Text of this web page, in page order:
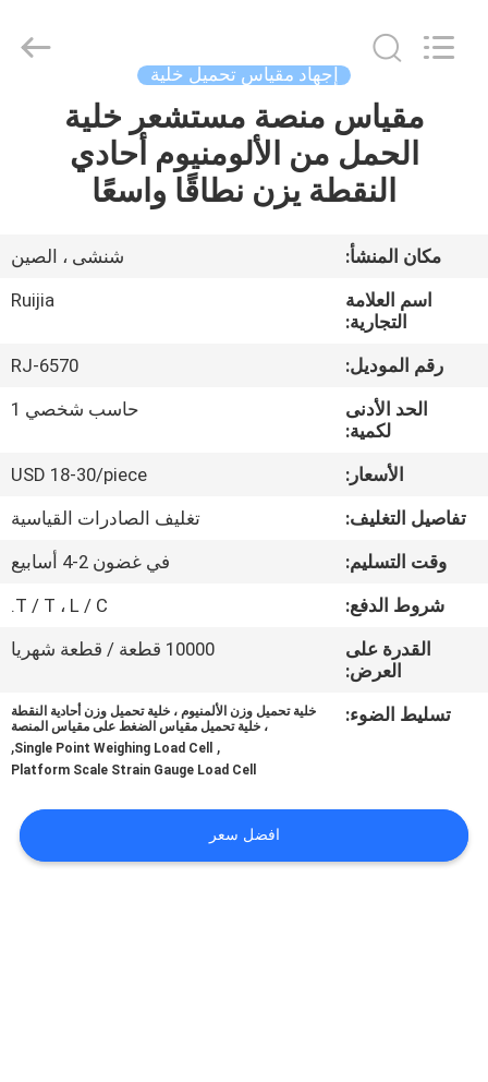
منتجات
أشرطة
فيديو
معلومات
في
المعمل
رقابة
جودة
اتصل
اطلب
اقتباس
Instruments
إجهاد مقياس تحميل خلية
مقياس منصة مستشعر خلية
الحمل من الألومنيوم أحادي
النقطة يزن نطاقًا واسعًا
مكان المنشأ:
شنشى ، الصين
اسم العلامة
التجارية:
Ruijia
رقم الموديل:
RJ-6570
الحد الأدنى
لكمية:
حاسب شخصي 1
الأسعار:
USD 18-30/piece
تفاصيل التغليف:
تغليف الصادرات القياسية
وقت التسليم:
في غضون 2-4 أسابيع
شروط الدفع:
T / T ، L / C.
القدرة على
العرض:
10000 قطعة / قطعة شهريا
تسليط الضوء:
خلية تحميل وزن الألمنيوم ، خلية تحميل وزن أحادية النقطة
، خلية تحميل مقياس الضغط على مقياس المنصة
,
Single Point Weighing Load Cell
,
Platform Scale Strain Gauge Load Cell
افضل سعر